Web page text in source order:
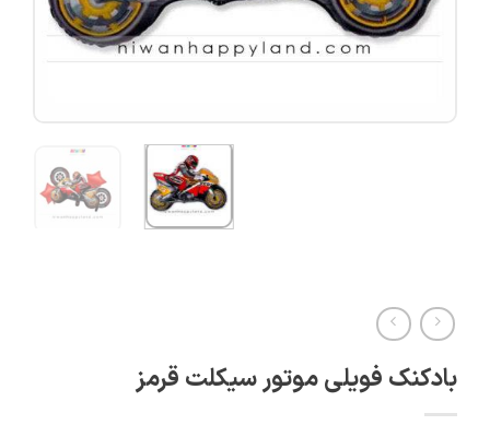
بادکنک فویلی موتور سیکلت قرمز